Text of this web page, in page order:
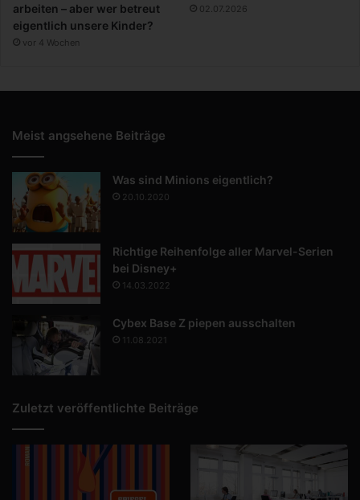
arbeiten – aber wer betreut
eigentlich unsere Kinder?
vor 4 Wochen
02.07.2026
Meist angsehene Beiträge
Was sind Minions eigentlich?
20.10.2020
Richtige Reihenfolge aller Marvel-Serien
bei Disney+
14.03.2022
Cybex Base Z piepen ausschalten
11.08.2021
Zuletzt veröffentlichte Beiträge